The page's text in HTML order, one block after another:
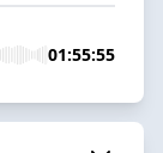
01:55:55